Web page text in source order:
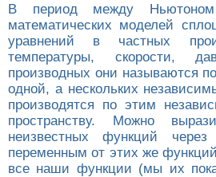
В период между
математических моделей
уравнений в частных
температуры, скорости,
производных они называются
одной, а нескольких
производятся по этим
пространству. Можно
неизвестных функций
переменным от этих же
все наши функции (мы их